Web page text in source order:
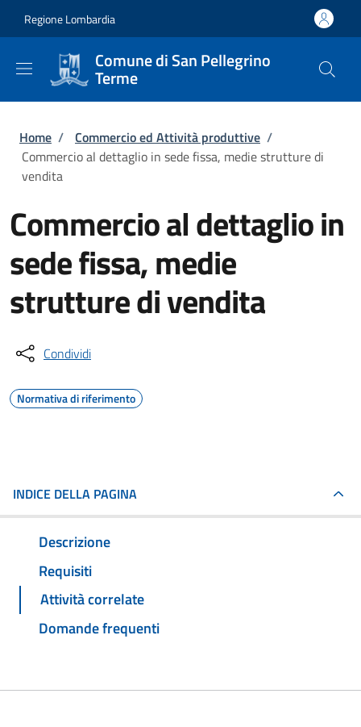
Regione Lombardia
Comune di San Pellegrino
Terme
Briciole di pane
Home / Commercio ed Attività produttive /
Commercio al dettaglio in sede fissa, medie strutture di
vendita
Commercio al dettaglio in
sede fissa, medie
strutture di vendita
Condividi
Normativa di riferimento
INDICE DELLA PAGINA
Descrizione
Requisiti
Attività correlate
Domande frequenti